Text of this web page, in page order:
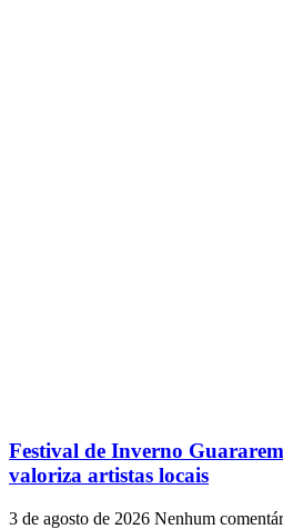
Festival de Inverno
valoriza artistas locais
3 de agosto de 2026 Nenhum